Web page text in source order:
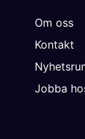
Om oss
Kontakt
Jobba